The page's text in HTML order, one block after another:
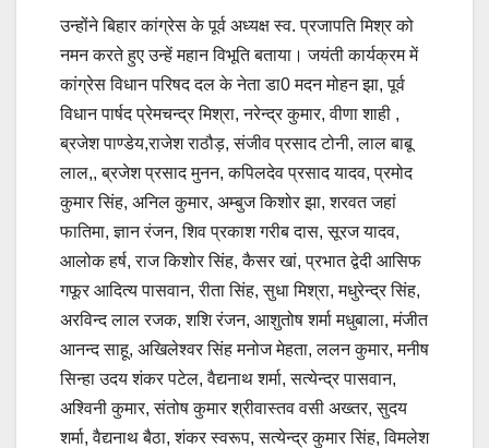
उन्होंने बिहार कांग्रेस के पूर्व अध्यक्ष स्व. प्रजापति मिश्र को
नमन करते हुए उन्हें महान विभूति बताया। जयंती कार्यक्रम में
कांग्रेस विधान परिषद दल के नेता डा0 मदन मोहन झा, पूर्व
विधान पार्षद प्रेमचन्द्र मिश्रा, नरेन्द्र कुमार, वीणा शाही ,
ब्रजेश पाण्डेय,राजेश राठौड़, संजीव प्रसाद टोनी, लाल बाबू
लाल,, ब्रजेश प्रसाद मुनन, कपिलदेव प्रसाद यादव, प्रमोद
कुमार सिंह, अनिल कुमार, अम्बुज किशोर झा, शरवत जहां
फातिमा, ज्ञान रंजन, शिव प्रकाश गरीब दास, सूरज यादव,
आलोक हर्ष, राज किशोर सिंह, कैसर खां, प्रभात द्वेदी आसिफ
गफूर आदित्य पासवान, रीता सिंह, सुधा मिश्रा, मधुरेन्द्र सिंह,
अरविन्द लाल रजक, शशि रंजन, आशुतोष शर्मा मधुबाला, मंजीत
आनन्द साहू, अखिलेश्वर सिंह मनोज मेहता, ललन कुमार, मनीष
सिन्हा उदय शंकर पटेल, वैद्यनाथ शर्मा, सत्येन्द्र पासवान,
अश्विनी कुमार, संतोष कुमार श्रीवास्तव वसी अख्तर, सुदय
शर्मा, वैद्यनाथ बैठा, शंकर स्वरूप, सत्येन्द्र कुमार सिंह, विमलेश